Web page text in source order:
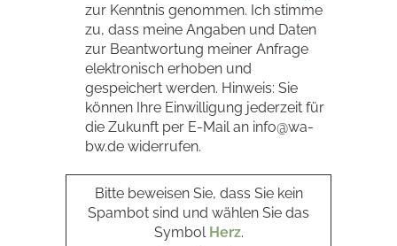
zur Kenntnis genommen. Ich stimme
zu, dass meine Angaben und Daten
zur Beantwortung meiner Anfrage
elektronisch erhoben und
gespeichert werden. Hinweis: Sie
können Ihre Einwilligung jederzeit für
die Zukunft per E-Mail an info@wa-
bw.de widerrufen.
Bitte beweisen Sie, dass Sie kein
Spambot sind und wählen Sie das
Symbol Herz.